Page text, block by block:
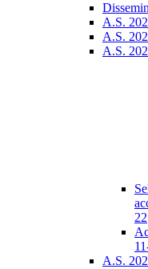
A.S.
A.S.
A.S.
22
A.S.